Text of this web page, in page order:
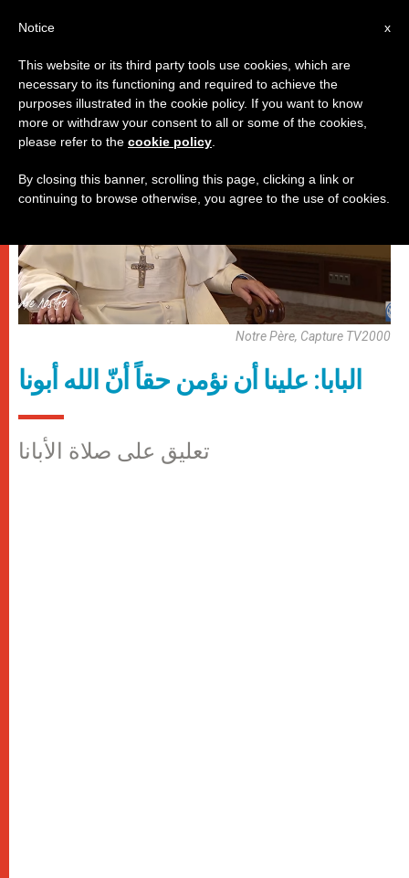
باباوات
Notre Père, Capture TV2000
البابا: علينا أن نؤمن حقاً أنّ الله أبونا
تعليق على صلاة الأبانا
x
Notice
This website or its third party tools use cookies, which are
necessary to its functioning and required to achieve the
purposes illustrated in the cookie policy. If you want to know
more or withdraw your consent to all or some of the cookies,
please refer to the cookie policy
By closing this banner, scrolling this page, clicking a link or
continuing to browse otherwise, you agree to the use of cookies.